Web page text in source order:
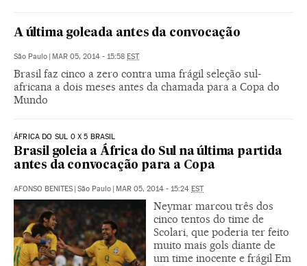
A última goleada antes da convocação
São Paulo | MAR 05, 2014 - 15:58 EST
Brasil faz cinco a zero contra uma frágil seleção sul-
africana a dois meses antes da chamada para a Copa do
Mundo
ÁFRICA DO SUL 0 X 5 BRASIL
Brasil goleia a África do Sul na última partida
antes da convocação para a Copa
AFONSO BENITES | São Paulo | MAR 05, 2014 - 15:24 EST
Neymar marcou três dos
cinco tentos do time de
Scolari, que poderia ter feito
muito mais gols diante de
um time inocente e frágil Em